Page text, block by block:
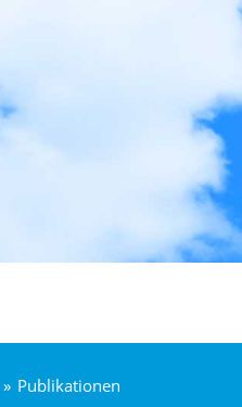
Publikationen